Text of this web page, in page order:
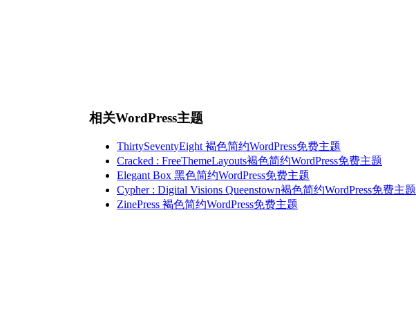
相关WordPress主题
ThirtySeventyEight 褐色简约WordPress免费主题
Cracked : FreeThemeLayouts褐色简约WordPress免费主题
Elegant Box 黑色简约WordPress免费主题
Cypher : Digital Visions Queenstown褐色简约WordPress免费主题
ZinePress 褐色简约WordPress免费主题